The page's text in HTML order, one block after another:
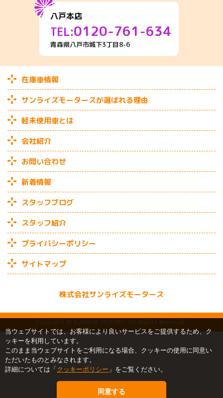
八戸本店
TEL:0120-761-634
青森県八戸市城下3丁目8-6
在庫車情報
サンライズモータースが選ばれる理由
軽未使用車とは
会社紹介
お問い合わせ
新着情報
スタッフブログ
スタッフ紹介
プライバシーポリシー
サイトマップ
株式会社サンライズモータース
Copyright © SUNRISE MOTORS. All Rights Reserved.
当ウェブサイトでは、お客様により良いサービスをご提供するため、ク
ッキーを利用しています。
このまま当ウェブサイトをご利用になる場合、クッキーの使用に同意い
ただいたものとみなされます。
詳細については「クッキーポリシー 」をご覧ください。
同意する